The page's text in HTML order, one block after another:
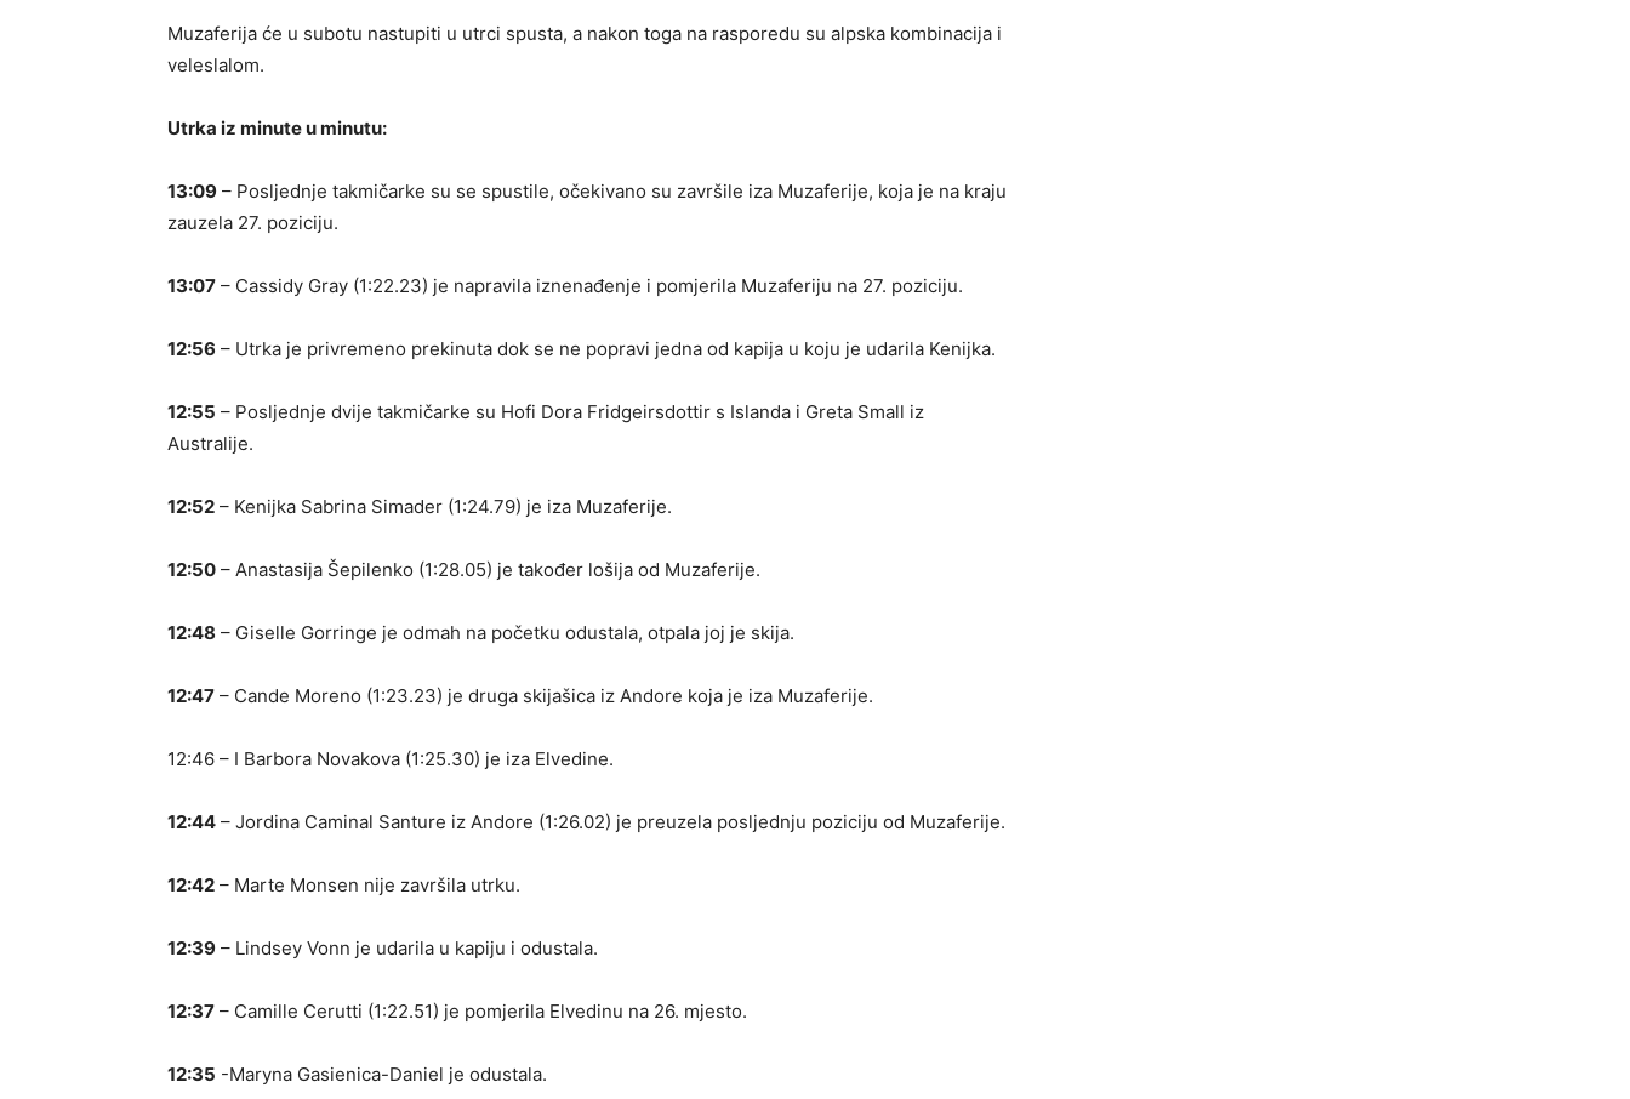
Muzaferija će u subotu nastupiti u utrci spusta, a nakon toga na rasporedu su alpska kombinacija i
veleslalom.
Utrka iz minute u minutu:
13:09 – Posljednje takmičarke su se spustile, očekivano su završile iza Muzaferije, koja je na kraju
zauzela 27. poziciju.
13:07 – Cassidy Gray (1:22.23) je napravila iznenađenje i pomjerila Muzaferiju na 27. poziciju.
12:56 – Utrka je privremeno prekinuta dok se ne popravi jedna od kapija u koju je udarila Kenijka.
12:55 – Posljednje dvije takmičarke su Hofi Dora Fridgeirsdottir s Islanda i Greta Small iz
Australije.
12:52 – Kenijka Sabrina Simader (1:24.79) je iza Muzaferije.
12:50 – Anastasija Šepilenko (1:28.05) je također lošija od Muzaferije.
12:48 – Giselle Gorringe je odmah na početku odustala, otpala joj je skija.
12:47 – Cande Moreno (1:23.23) je druga skijašica iz Andore koja je iza Muzaferije.
12:46 – I Barbora Novakova (1:25.30) je iza Elvedine.
12:44 – Jordina Caminal Santure iz Andore (1:26.02) je preuzela posljednju poziciju od Muzaferije.
12:42 – Marte Monsen nije završila utrku.
12:39 – Lindsey Vonn je udarila u kapiju i odustala.
12:37 – Camille Cerutti (1:22.51) je pomjerila Elvedinu na 26. mjesto.
12:35 -Maryna Gasienica-Daniel je odustala.